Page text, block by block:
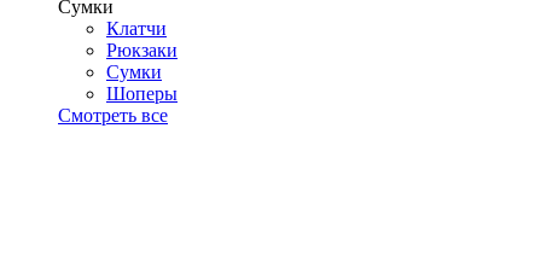
Сумки
Клатчи
Рюкзаки
Сумки
Шоперы
Смотреть все